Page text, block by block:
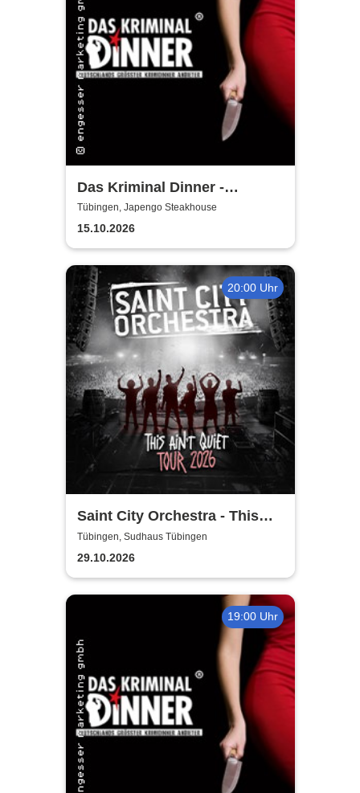
Das Kriminal Dinner -
Faustdickes Verbrechen
Tübingen, Japengo Steakhouse
15.10.2026
20:00 Uhr
Saint City Orchestra - This
Ain´t Quiet Tour 2026
Tübingen, Sudhaus Tübingen
29.10.2026
19:00 Uhr